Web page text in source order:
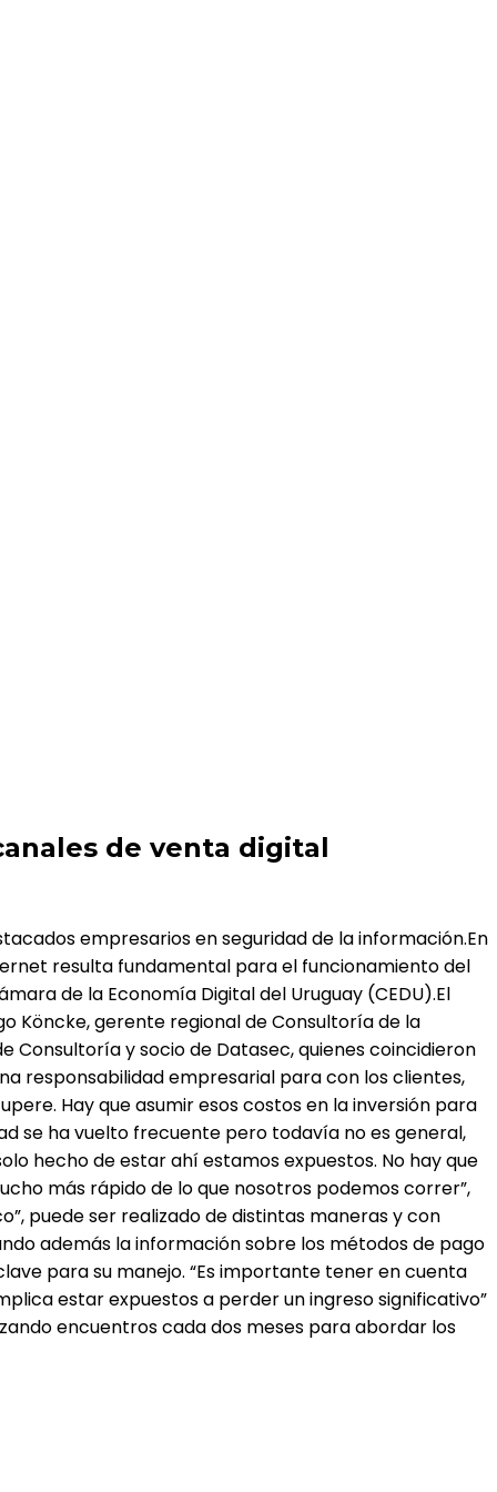
de venta digital
empresarios en seguridad de la información.En
resulta fundamental para el funcionamiento del
de la Economía Digital del Uruguay (CEDU).El
Köncke, gerente regional de Consultoría de la
Consultoría y socio de Datasec, quienes coincidieron
responsabilidad empresarial para con los clientes,
Hay que asumir esos costos en la inversión para
se ha vuelto frecuente pero todavía no es general,
hecho de estar ahí estamos expuestos. No hay que
más rápido de lo que nosotros podemos correr”,
puede ser realizado de distintas maneras y con
además la información sobre los métodos de pago
para su manejo. “Es importante tener en cuenta
estar expuestos a perder un ingreso significativo”
encuentros cada dos meses para abordar los